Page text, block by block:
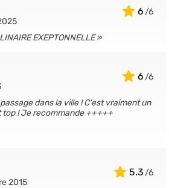
6
EXEPTONNELLE
6
dans la ville ! C'est vraiment un
top ! Je recommande +++++
5.3
2015